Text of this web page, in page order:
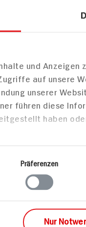
und
auf unsere
unserer
führen diese
haben
Präferenzen
Nur
90 min
1.114